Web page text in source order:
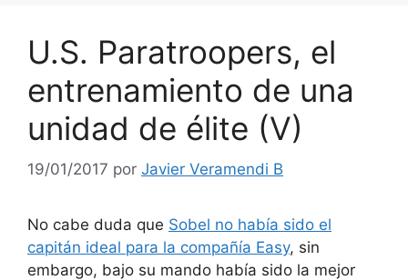
U.S. Paratroopers, el
entrenamiento de una
unidad de élite (V)
19/01/2017 por Javier Veramendi B
No cabe duda que Sobel no había sido el
capitán ideal para la compañía Easy, sin
embargo, bajo su mando había sido la mejor